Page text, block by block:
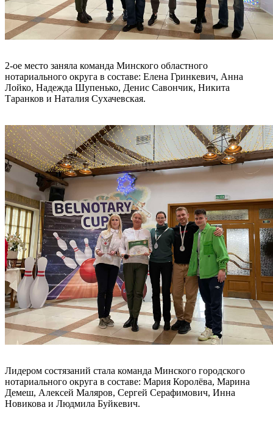
2-ое место заняла команда Минского областного
нотариального округа в составе: Елена Гринкевич, Анна
Лойко, Надежда Шупенько, Денис Савончик, Никита
Таранков и Наталия Сухачевская.
Лидером состязаний стала команда Минского городского
нотариального округа в составе: Мария Королёва, Марина
Демеш, Алексей Маляров, Сергей Серафимович, Инна
Новикова и Людмила Буйкевич.